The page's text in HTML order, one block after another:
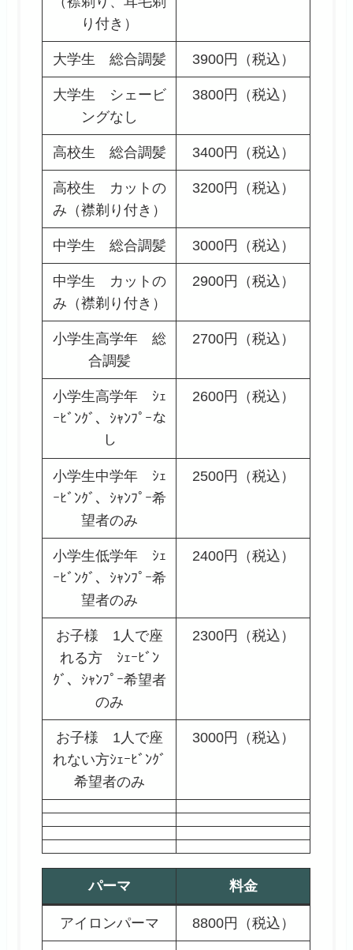
り付き）
大学生 総合調髪 3900円（税込）
大学生 シェービ
ングなし
3800円（税込）
高校生 総合調髪 3400円（税込）
高校生 カットの
み（襟剃り付き）
3200円（税込）
中学生 総合調髪 3000円（税込）
中学生 カットの
み（襟剃り付き）
2900円（税込）
小学生高学年 総
合調髪
2700円（税込）
小学生高学年 ｼｪ
ｰﾋﾞﾝｸﾞ、ｼｬﾝﾌﾟｰな
し
2600円（税込）
小学生中学年 ｼｪ
ｰﾋﾞﾝｸﾞ、ｼｬﾝﾌﾟｰ希
望者のみ
2500円（税込）
小学生低学年 ｼｪ
ｰﾋﾞﾝｸﾞ、ｼｬﾝﾌﾟｰ希
望者のみ
2400円（税込）
お子様 1人で座
れる方 ｼｪｰﾋﾞﾝ
ｸﾞ、ｼｬﾝﾌﾟｰ希望者
のみ
2300円（税込）
お子様 1人で座
れない方ｼｪｰﾋﾞﾝｸﾞ
希望者のみ
3000円（税込）
パーマ 料金
アイロンパーマ 8800円（税込）